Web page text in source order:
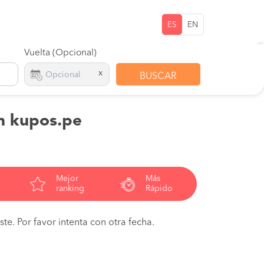
ES EN
Vuelta (Opcional)
x BUSCAR
kupos.pe
Mejor
ranking
Más
Rápido
Por favor intenta con otra fecha.